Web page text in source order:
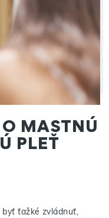
MASTNÚ
PLEŤ
byť ťažké zvládnuť,